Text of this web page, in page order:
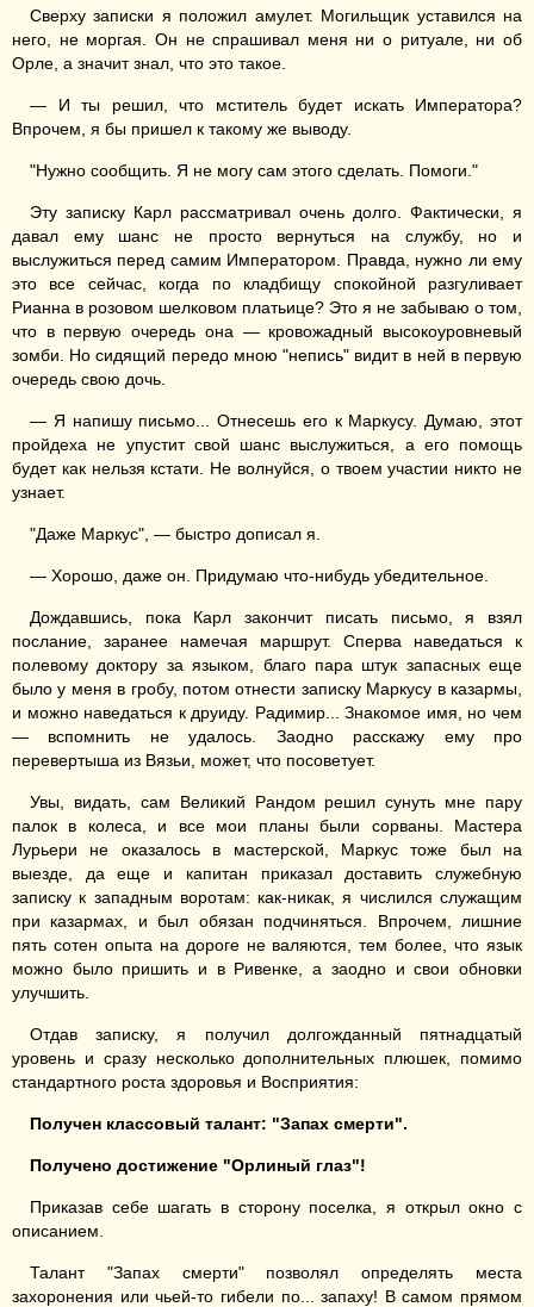
Сверху записки я положил амулет. Могильщик уставился на
него, не моргая. Он не спрашивал меня ни о ритуале, ни об
Орле, а значит знал, что это такое.
— И ты решил, что мститель будет искать Императора?
Впрочем, я бы пришел к такому же выводу.
"Нужно сообщить. Я не могу сам этого сделать. Помоги."
Эту записку Карл рассматривал очень долго. Фактически, я
давал ему шанс не просто вернуться на службу, но и
выслужиться перед самим Императором. Правда, нужно ли ему
это все сейчас, когда по кладбищу спокойной разгуливает
Рианна в розовом шелковом платьице? Это я не забываю о том,
что в первую очередь она — кровожадный высокоуровневый
зомби. Но сидящий передо мною "непись" видит в ней в первую
очередь свою дочь.
— Я напишу письмо... Отнесешь его к Маркусу. Думаю, этот
пройдеха не упустит свой шанс выслужиться, а его помощь
будет как нельзя кстати. Не волнуйся, о твоем участии никто не
узнает.
"Даже Маркус", — быстро дописал я.
— Хорошо, даже он. Придумаю что-нибудь убедительное.
Дождавшись, пока Карл закончит писать письмо, я взял
послание, заранее намечая маршрут. Сперва наведаться к
полевому доктору за языком, благо пара штук запасных еще
было у меня в гробу, потом отнести записку Маркусу в казармы,
и можно наведаться к друиду. Радимир... Знакомое имя, но чем
— вспомнить не удалось. Заодно расскажу ему про
перевертыша из Вязьи, может, что посоветует.
Увы, видать, сам Великий Рандом решил сунуть мне пару
палок в колеса, и все мои планы были сорваны. Мастера
Лурьери не оказалось в мастерской, Маркус тоже был на
выезде, да еще и капитан приказал доставить служебную
записку к западным воротам: как-никак, я числился служащим
при казармах, и был обязан подчиняться. Впрочем, лишние
пять сотен опыта на дороге не валяются, тем более, что язык
можно было пришить и в Ривенке, а заодно и свои обновки
улучшить.
Отдав записку, я получил долгожданный пятнадцатый
уровень и сразу несколько дополнительных плюшек, помимо
стандартного роста здоровья и Восприятия:
Получен классовый талант: "Запах смерти".
Получено достижение "Орлиный глаз"!
Приказав себе шагать в сторону поселка, я открыл окно с
описанием.
Талант "Запах смерти" позволял определять места
захоронения или чьей-то гибели по... запаху! В самом прямом